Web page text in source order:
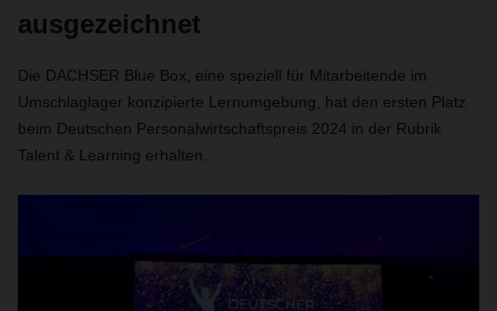
ausgezeichnet
Die DACHSER Blue Box, eine speziell für Mitarbeitende im
Umschlaglager konzipierte Lernumgebung, hat den ersten Platz
beim Deutschen Personalwirtschaftspreis 2024 in der Rubrik
Talent & Learning erhalten.